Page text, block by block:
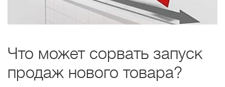
Что может сорвать запуск
продаж нового товара?